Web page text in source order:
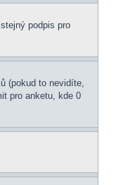
podpis pro
(pokud to nevidíte,
pro anketu, kde 0